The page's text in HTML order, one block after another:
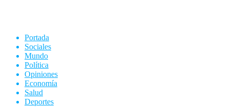
Portada
Sociales
Mundo
Política
Opiniones
Economía
Salud
Deportes